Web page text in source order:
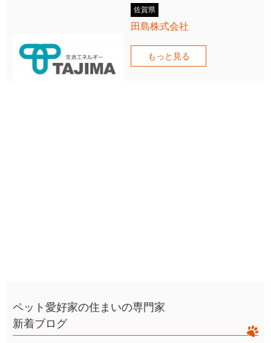
佐賀県
田島株式会社
もっと見る
ペット愛好家の住まいの専門家
新着ブログ